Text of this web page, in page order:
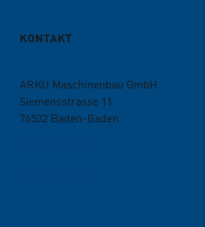
KONTAKT
ARKU Maschinenbau GmbH
Siemensstrasse 11
76532 Baden-Baden